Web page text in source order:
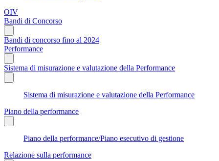
OIV
Bandi di Concorso
Bandi di concorso fino al 2024
Performance
Sistema di misurazione e valutazione della Performance
Sistema di misurazione e valutazione della Performance
Piano della performance
Piano della performance/Piano esecutivo di gestione
Relazione sulla performance